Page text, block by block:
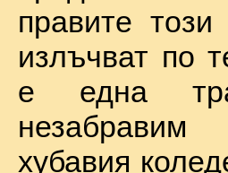
правите
излъчват по
е една
хубавия